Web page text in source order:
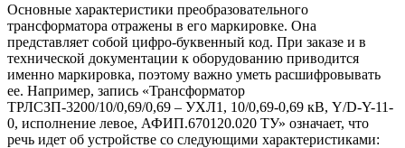
Основные характеристики преобразовательного
трансформатора отражены в его маркировке. Она
представляет собой цифро-буквенный код. При заказе и в
технической документации к оборудованию приводится
именно маркировка, поэтому важно уметь расшифровывать
ее. Например, запись «Трансформатор
ТРЛСЗП-3200/10/0,69/0,69 – УХЛ1, 10/0,69-0,69 кВ, Y/D-Y-11-
0, исполнение левое, АФИП.670120.020 ТУ» означает, что
речь идет об устройстве со следующими характеристиками: